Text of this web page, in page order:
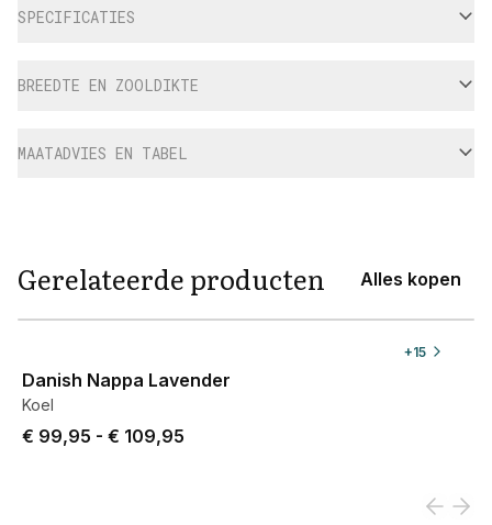
SPECIFICATIES
BREEDTE EN ZOOLDIKTE
MAATADVIES EN TABEL
Gerelateerde producten Alles kopen
+15
Danish Nappa Lavender
Koel
Price from € 99,95 to € 109,95.
€ 99,95 - € 109,95